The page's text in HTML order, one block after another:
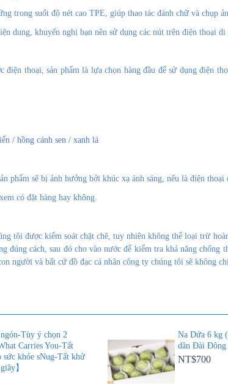
Tùy ý chọn 2
Carries You-Tất
sức khỏe sNug-Tất khử
】
Na Dứa 6 kg
dân Đài Đông
NT$700
trong suốt độ nét cao TPE, giúp thao tác đánh chữ và chụp
dung, khuyến nghị bạn nên sử dụng các nút trên điện thoại
điện thoại, sản phẩm là lựa chọn hàng đầu để sử dụng điện
/ hồng cánh sen / xanh lá
phẩm sẽ bị ảnh hưởng bởi khúc xạ ánh sáng, nếu là điện
có đặt hàng hay không.
tôi được kiểm soát chặt chẽ, tuy nhiên không thể loại trừ
đúng cách, sau đó cho vào nước để kiểm tra khả năng chống
người và bất cứ đồ đạc cá nhân công ty chúng tôi sẽ không